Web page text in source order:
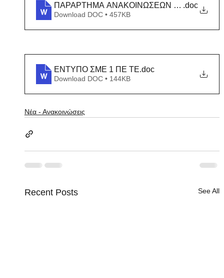
ΠΑΡΑΡΤΗΜΑ ΑΝΑΚΟΙΝΩΣΕΩΝ ΣΜΕ.doc
Download DOC • 457KB
ΕΝΤΥΠΟ ΣΜΕ 1 ΠΕ ΤΕ.doc
Download DOC • 144KB
Νέα - Ανακοινώσεις
Recent Posts See All